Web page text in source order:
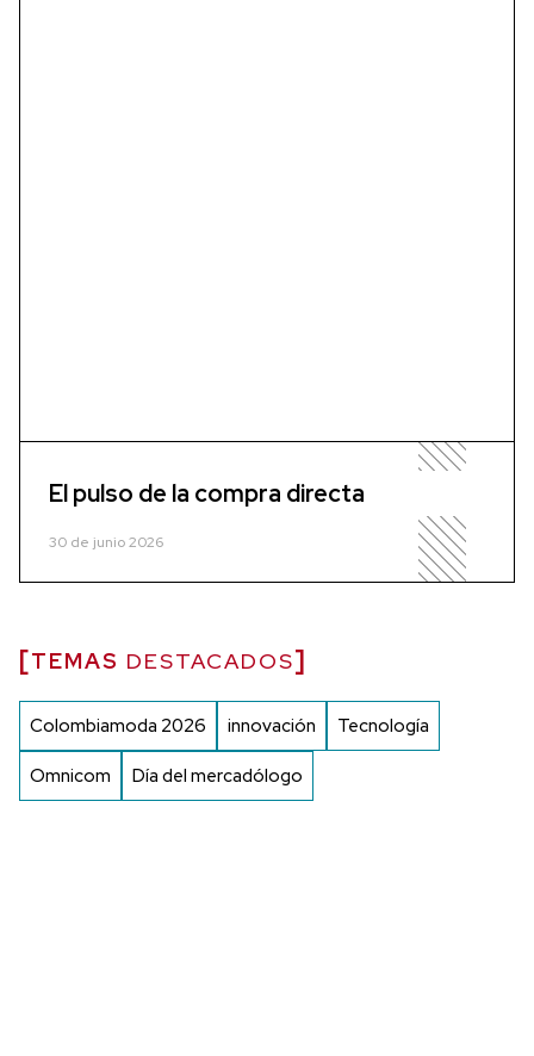
El pulso de la compra directa
30 de junio 2026
TEMAS DESTACADOS
Colombiamoda 2026 innovación Tecnología
Omnicom Día del mercadólogo